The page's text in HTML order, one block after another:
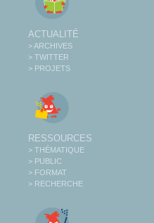
ACTUALITÉ
> ARCHIVES
> TWITTER
> PROJETS
RESSOURCES
> THÉMATIQUE
> PUBLIC
> FORMAT
> RECHERCHE